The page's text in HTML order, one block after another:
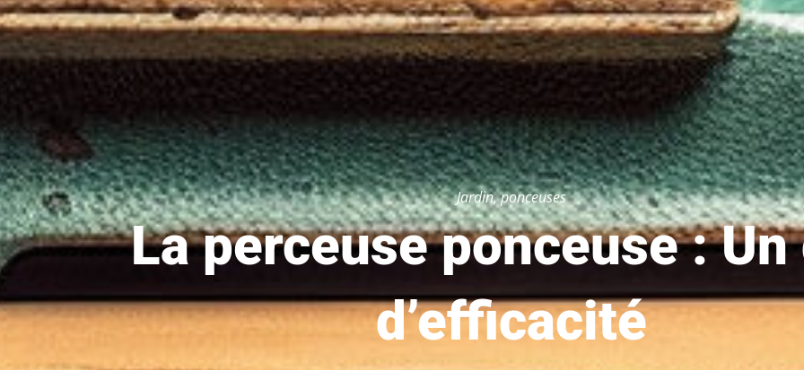
Jardin,ponceuses
La perceuse ponceuse : Un
d’efficacité